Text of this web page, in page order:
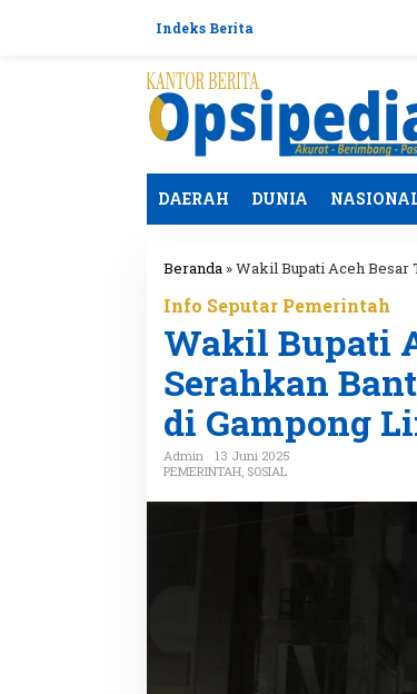
Indeks Berita
DAERAH DUNIA
Beranda »Wakil Bupati Aceh Besar
Info Seputar Pemerintah
Wakil Bupati
Serahkan
di Gampong
Admin
13 Juni 2025
PEMERINTAH, SOSIAL